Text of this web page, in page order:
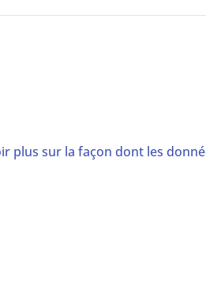
plus sur la façon dont les